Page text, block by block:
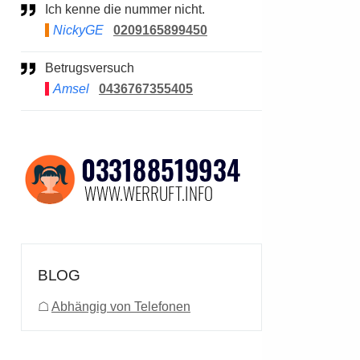
Ich kenne die nummer nicht.
NickyGE
0209165899450
Betrugsversuch
Amsel
0436767355405
BLOG
☖ Abhängig von Telefonen